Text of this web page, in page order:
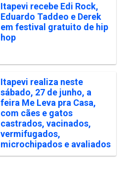
Itapevi recebe Edi Rock,
Eduardo Taddeo e Derek
em festival gratuito de hip
hop
Itapevi realiza neste
sábado, 27 de junho, a
feira Me Leva pra Casa,
com cães e gatos
castrados, vacinados,
vermifugados,
microchipados e avaliados